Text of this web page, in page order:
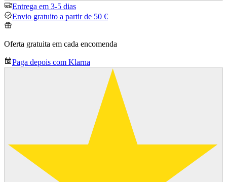
Entrega em 3-5 dias
Envio gratuito a partir de 50 €
Oferta gratuita em cada encomenda
Paga depois com Klarna